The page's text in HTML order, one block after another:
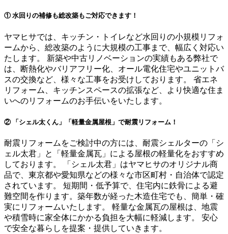
① 水回りの補修も総改築もご対応できます！
ヤマヒサでは、キッチン・トイレなど水回りの小規模リフォ
ームから、総改築のように大規模の工事まで、幅広く対応い
たします。 新築や中古リノベーションの実績もある弊社で
は、断熱化やバリアフリー化、オール電化住宅やユニットバ
スの交換など、様々な工事をお受けしております。 省エネ
リフォーム、キッチンスペースの拡張など、より快適な住ま
いへのリフォームのお手伝いをいたします。
② 「シェル太くん」「軽量金属屋根」で耐震リフォーム！
耐震リフォームをご検討中の方には、耐震シェルターの「シ
ェル太君」と「軽量金属瓦」による屋根の軽量化をおすすめ
しております。 「シェル太君」はヤマヒサのオリジナル商
品で、東京都や愛知県などの様々な市区町村・自治体で認定
されています。 短期間・低予算で、住宅内に鉄骨による避
難空間を作ります。築年数が経った木造住宅でも、簡単・確
実にリフォームいたします。 軽量な金属瓦の屋根は、地震
や積雪時に家全体にかかる負担を大幅に軽減します。 安心
で安全な暮らしを提案・提供していきます。